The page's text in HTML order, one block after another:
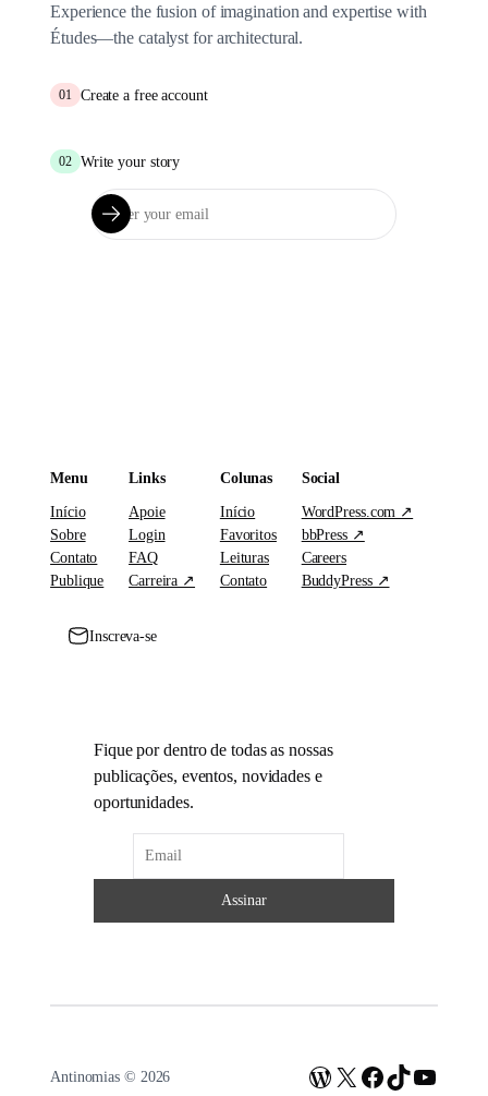
Experience the fusion of imagination and expertise with
Études—the catalyst for architectural.
01 Create a free account
02 Write your story
Menu
Início
Sobre
Contato
Publique
Links
Apoie
Login
FAQ
Carreira ↗
Colunas
Início
Favoritos
Leituras
Contato
Social
WordPress.com ↗
bbPress ↗
Careers
BuddyPress ↗
Inscreva-se
Fique por dentro de todas as nossas
publicações, eventos, novidades e
oportunidades.
Antinomias © 2026 WordPress
X Facebook
TikTok